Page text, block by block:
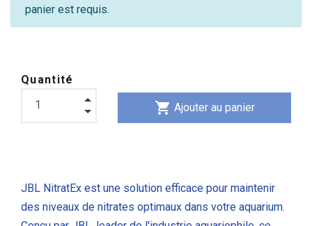
panier est requis.
Quantité
shopping_cart Ajouter au panier
JBL NitratEx est une solution efficace pour maintenir
des niveaux de nitrates optimaux dans votre aquarium.